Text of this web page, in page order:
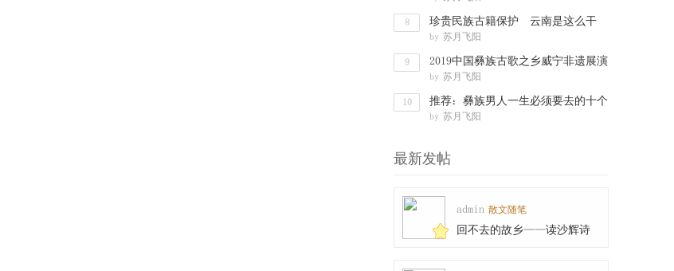
8
珍贵民族古籍保护 云南是这么干
的：数字化
by 苏月飞阳
9
2019中国彝族古歌之乡威宁非遗展演
走进西南
by 苏月飞阳
10
推荐：彝族男人一生必须要去的十个
地方
by 苏月飞阳
最新发帖
admin 散文随笔
回不去的故乡——读沙辉诗